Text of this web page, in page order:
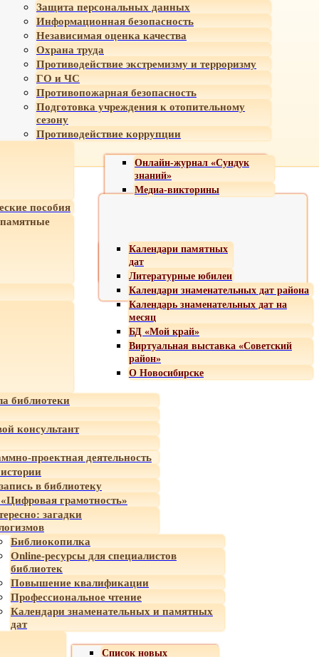
Защита персональных данных
Информационная безопасность
Независимая оценка качества
Охрана труда
Противодействие экстремизму и терроризму
ГО и ЧС
Противопожарная безопасность
Подготовка учреждения к отопительному
сезону
Противодействие коррупции
Онлайн-журнал «Сундук
знаний»
Медиа-викторины
пособия
Календари памятных
дат
Литературные юбилеи
Календари знаменательных дат района
Календарь знаменательных дат на
месяц
БД «Мой край»
Виртуальная выставка «Советский
район»
О Новосибирске
библиотеки
консультант
проектная деятельность
в библиотеку
грамотность»
загадки
Библиокопилка
Online-ресурсы для специалистов
библиотек
Повышение квалификации
Профессиональное чтение
Календари знаменательных и памятных
дат
Список новых